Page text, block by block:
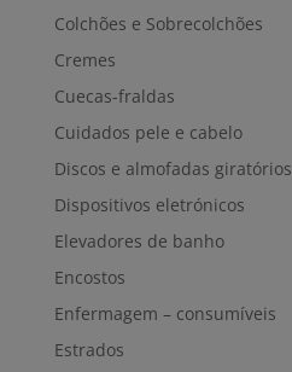
Colchões e Sobrecolchões
Cremes
Cuecas-fraldas
Cuidados pele e cabelo
Discos e almofadas giratórios
Dispositivos eletrónicos
Elevadores de banho
Encostos
Enfermagem – consumíveis
Estrados